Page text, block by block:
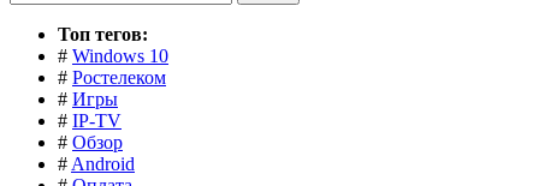
Toп тегов:
# Windows 10
# Ростелеком
# Игры
# IP-TV
# Обзор
# Android